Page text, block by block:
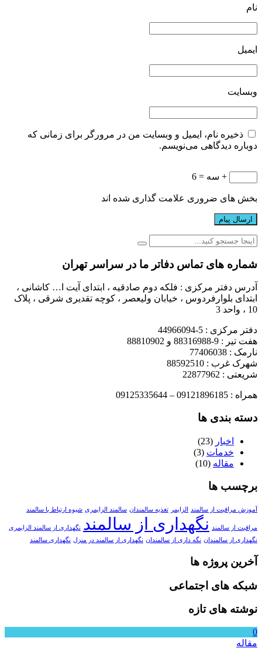
نام
ایمیل
وبسایت
ذخیره نام، ایمیل و وبسایت من در مرورگر برای زمانی که
دوباره دیدگاهی می‌نویسم.
+ سه = 6
بخش های ضروری علامت گذاری شده اند
شماره های تماس دفاتر ما در سراسر تهران
آدرس دفتر مرکزی : فلکه دوم صادقیه ، ابتدای آیت ا… کاشانی ،
ابتدای بلوارفردوس ، خیابان ولیعصر ، کوچه تقدیری شرقی ، پلاک
10 ، واحد 3
دفتر مرکزی : 5-44966094
هفت تیر : 9-88316988 و 88810902
نارمک : 77406038
شهرک غرب : 88592510
شریعتی : 22877962
همراه : 09121896185 – 09125335644
دسته بندی ها
اخبار (23)
خدمات (3)
مقاله (10)
برچسب ها
آموزش مراقبت از سالمند الزایمر تغذیه سالمندان سالمند الزایمری شیوه ارتباط با سالمند
مراقبت از سالمند نگهداری از سالمند نگهداری از سالمند الزایمری
نگهداری از سالمندان نگه داری از سالمندان نگهداری از سالمند در منزل نگهداری سالمند
آخرین پروژه ها
شبکه های اجتماعی
نوشته های تازه
0
مقاله